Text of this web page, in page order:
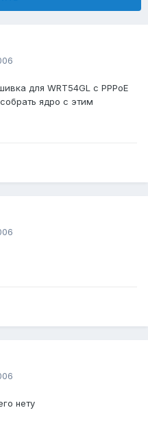
для WRT54GL с PPPoE
ядро с этим
нету